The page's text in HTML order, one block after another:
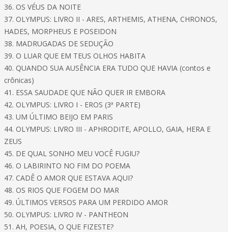
36. OS VÉUS DA NOITE
37. OLYMPUS: LIVRO II - ARES, ARTHEMIS, ATHENA, CHRONOS,
HADES, MORPHEUS E POSEIDON
38. MADRUGADAS DE SEDUÇÃO
39. O LUAR QUE EM TEUS OLHOS HABITA
40. QUANDO SUA AUSÊNCIA ERA TUDO QUE HAVIA (contos e
crônicas)
41. ESSA SAUDADE QUE NÃO QUER IR EMBORA
42. OLYMPUS: LIVRO I - EROS (3ª PARTE)
43. UM ÚLTIMO BEIJO EM PARIS
44. OLYMPUS: LIVRO III - APHRODITE, APOLLO, GAIA, HERA E
ZEUS
45. DE QUAL SONHO MEU VOCÊ FUGIU?
46. O LABIRINTO NO FIM DO POEMA
47. CADÊ O AMOR QUE ESTAVA AQUI?
48. OS RIOS QUE FOGEM DO MAR
49. ÚLTIMOS VERSOS PARA UM PERDIDO AMOR
50. OLYMPUS: LIVRO IV - PANTHEON
51. AH, POESIA, O QUE FIZESTE?